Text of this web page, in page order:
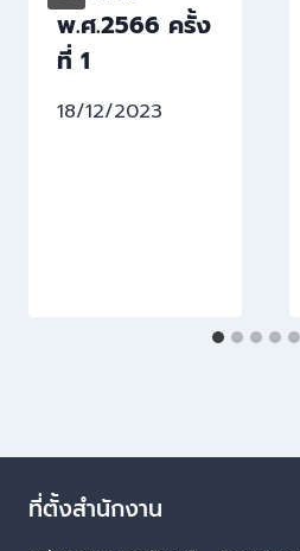
พ.ศ.2566 ครั้ง
ที่ 1
18/12/2023
ที่ตั้งสำนักงาน